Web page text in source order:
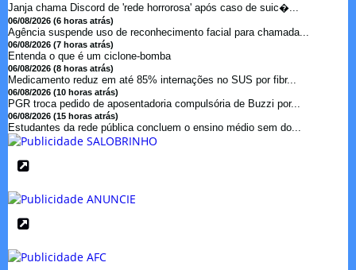
Janja chama Discord de 'rede horrorosa' após caso de suic�...
06/08/2026 (6 horas atrás)
Agência suspende uso de reconhecimento facial para chamada...
06/08/2026 (7 horas atrás)
Entenda o que é um ciclone-bomba
06/08/2026 (8 horas atrás)
Medicamento reduz em até 85% internações no SUS por fibr...
06/08/2026 (10 horas atrás)
PGR troca pedido de aposentadoria compulsória de Buzzi por...
06/08/2026 (15 horas atrás)
Estudantes da rede pública concluem o ensino médio sem do...